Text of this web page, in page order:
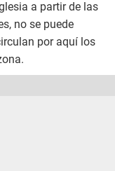
a partir de las
no se puede
por aquí los